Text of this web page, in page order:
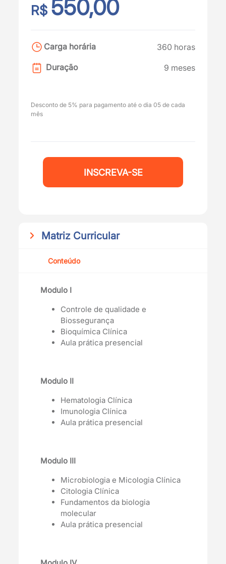
R$ 550,00
Carga horária 360 horas
Duração 9 meses
Desconto de 5% para pagamento até o dia 05 de cada
mês
INSCREVA-SE
Matriz Curricular
Conteúdo
Modulo I
Controle de qualidade e
Biossegurança
Bioquímica Clínica
Aula prática presencial
Modulo II
Hematologia Clínica
Imunologia Clínica
Aula prática presencial
Modulo III
Microbiologia e Micologia Clínica
Citologia Clínica
Fundamentos da biologia
molecular
Aula prática presencial